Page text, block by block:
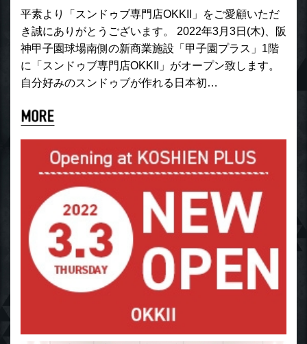
平素より「スンドゥブ専門店OKKII」をご愛顧いただ
き誠にありがとうございます。 2022年3月3日(木)、阪
神甲子園球場南側の新商業施設「甲子園プラス」1階
に「スンドゥブ専門店OKKII」がオープン致します。
自分好みのスンドゥブが作れる日本初…